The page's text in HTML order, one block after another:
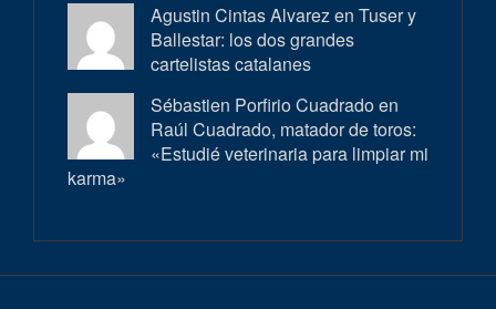
Agustin Cintas Alvarez en Tuser y
Ballestar: los dos grandes
cartelistas catalanes
Sébastien Porfirio Cuadrado en
Raúl Cuadrado, matador de toros:
«Estudié veterinaria para limpiar mi
karma»